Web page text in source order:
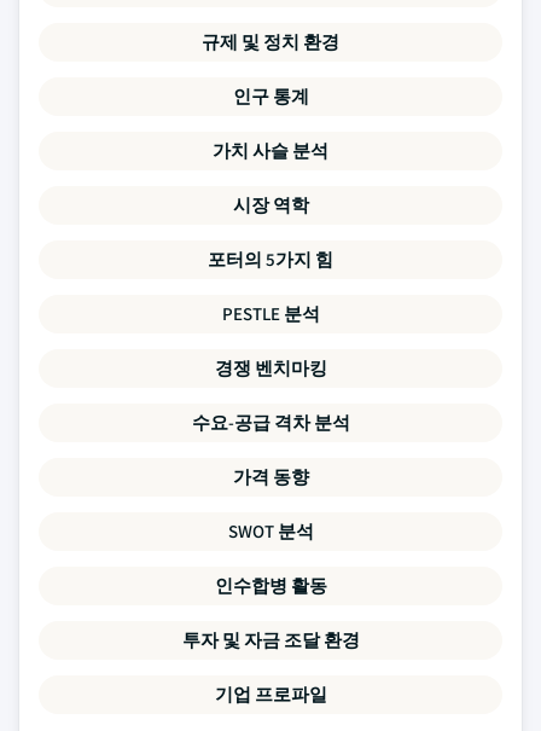
규제 및 정치 환경
인구 통계
가치 사슬 분석
시장 역학
포터의 5가지 힘
PESTLE 분석
경쟁 벤치마킹
수요-공급 격차 분석
가격 동향
SWOT 분석
인수합병 활동
투자 및 자금 조달 환경
기업 프로파일